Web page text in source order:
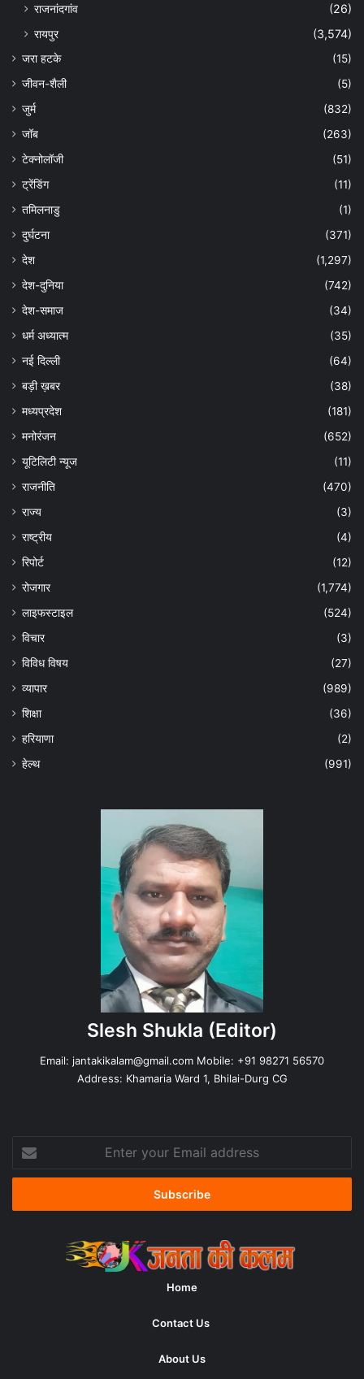
राजनांदगांव
(26)
रायपुर
(3,574)
जरा हटके
(15)
जीवन-शैली
(5)
जुर्म
(832)
जॉब
(263)
टेक्नोलॉजी
(51)
ट्रेंडिंग
(11)
तमिलनाडु
(1)
दुर्घटना
(371)
देश
(1,297)
देश-दुनिया
(742)
देश-समाज
(34)
धर्म अध्यात्म
(35)
नई दिल्ली
(64)
बड़ी ख़बर
(38)
मध्यप्रदेश
(181)
मनोरंजन
(652)
यूटिलिटी न्यूज
(11)
राजनीति
(470)
राज्य
(3)
राष्ट्रीय
(4)
रिपोर्ट
(12)
रोजगार
(1,774)
लाइफस्टाइल
(524)
विचार
(3)
विविध विषय
(27)
व्यापार
(989)
शिक्षा
(36)
हरियाणा
(2)
हेल्‍थ
(991)
Slesh Shukla (Editor)
Email: jantakikalam@gmail.com Mobile: +91 98271 56570
Address: Khamaria Ward 1, Bhilai-Durg CG
your
Email
Home
Contact Us
About Us